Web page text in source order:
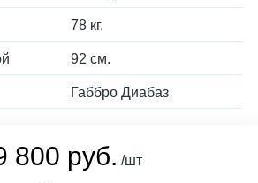
78 кг.
92 см.
Габбро Диабаз
800 руб. /шт